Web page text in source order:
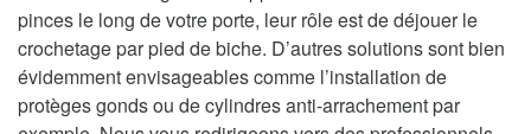
pinces le long de votre porte, leur rôle est de déjouer le
crochetage par pied de biche. D’autres solutions sont bien
évidemment envisageables comme l’installation de
protèges gonds ou de cylindres anti-arrachement par